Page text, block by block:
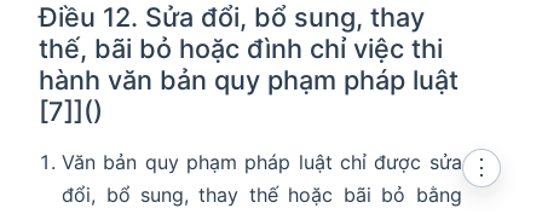
Điều 12. Sửa đổi, bổ sung, thay
thế, bãi bỏ hoặc đình chỉ việc thi
hành văn bản quy phạm pháp luật
[7]]()
Văn bản quy phạm pháp luật chỉ được sửa
đổi, bổ sung, thay thế hoặc bãi bỏ bằng
⋮